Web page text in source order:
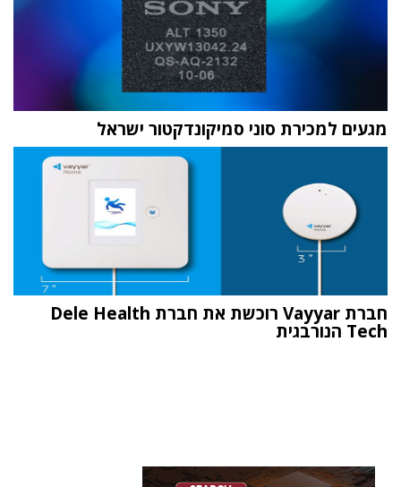
מגעים למכירת סוני סמיקונדקטור ישראל
חברת Vayyar רוכשת את חברת Dele Health
Tech הנורבגית